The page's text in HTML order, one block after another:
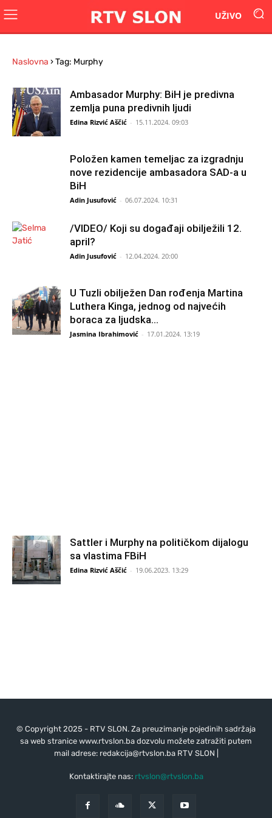
UŽIVO
Naslovna ›Tag: Murphy
Ambasador Murphy: BiH je predivna
zemlja puna predivnih ljudi
Edina Rizvić Aščić - 15.11.2024. 09:03
Položen kamen temeljac za izgradnju
nove rezidencije ambasadora SAD-a u
BiH
Adin Jusufović - 06.07.2024. 10:31
/VIDEO/ Koji su događaji obilježili 12.
april?
Adin Jusufović - 12.04.2024. 20:00
U Tuzli obilježen Dan rođenja Martina
Luthera Kinga, jednog od najvećih
boraca za ljudska...
Jasmina Ibrahimović - 17.01.2024. 13:19
Sattler i Murphy na političkom dijalogu
sa vlastima FBiH
Edina Rizvić Aščić - 19.06.2023. 13:29
© Copyright 2025 - RTV SLON. Za preuzimanje pojedinih sadržaja
sa web stranice www.rtvslon.ba dozvolu možete zatražiti putem
mail adrese: redakcija@rtvslon.baRTV SLON |
Kontaktirajte nas: rtvslon@rtvslon.ba